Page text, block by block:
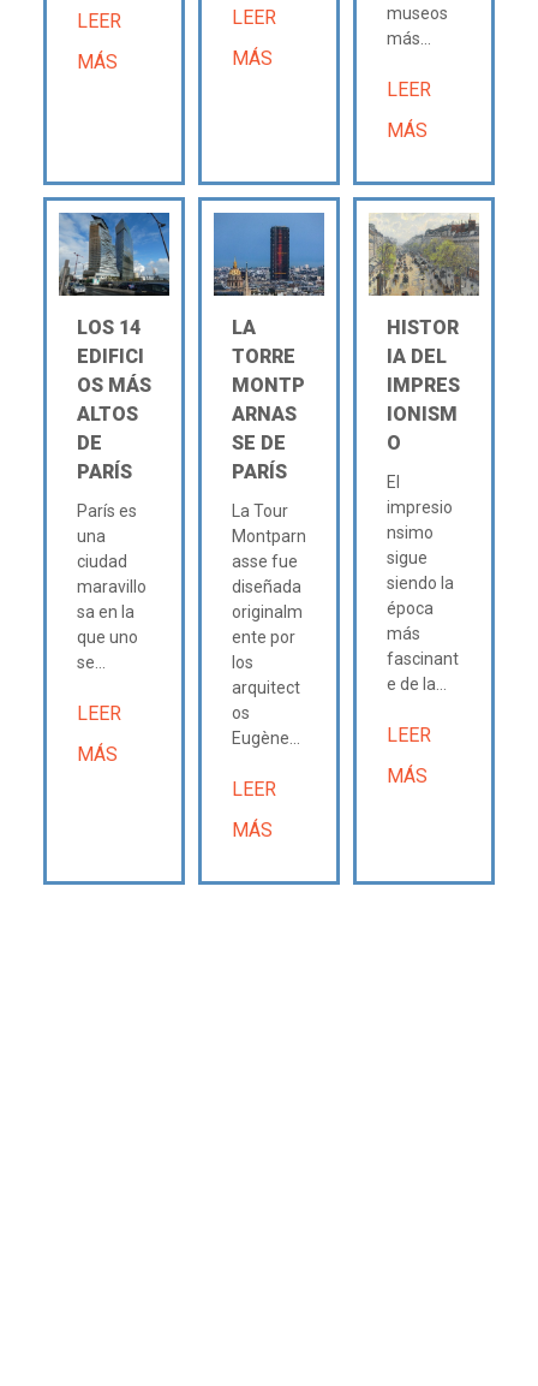
LEER
MÁS
LEER
MÁS
museos
más...
LEER
MÁS
LOS 14
EDIFICI
OS MÁS
ALTOS
DE
PARÍS
París es
una
ciudad
maravillo
sa en la
que uno
se...
LEER
MÁS
LA
TORRE
MONTP
ARNAS
SE DE
PARÍS
La Tour
Montparn
asse fue
diseñada
originalm
ente por
los
arquitect
os
Eugène...
LEER
MÁS
HISTOR
IA DEL
IMPRES
IONISM
O
El
impresio
nsimo
sigue
siendo la
época
más
fascinant
e de la...
LEER
MÁS